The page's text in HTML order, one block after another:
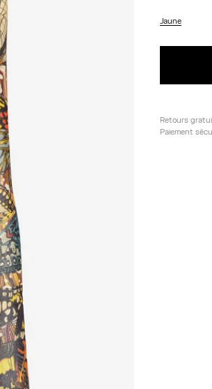
Jaune
Retours
Paiement